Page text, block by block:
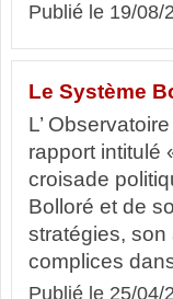
Publié le 19/08/
Le Système
L’
rapport intitulé
croisade
Bolloré et de
stratégies, son
complices
Publié le 25/04/